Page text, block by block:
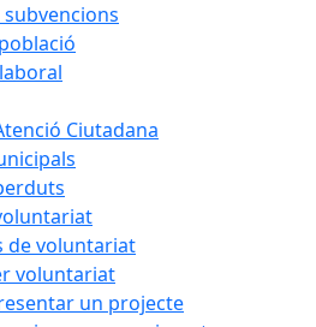
subvencions
Ciutadana
de voluntariat
voluntariat
un projecte